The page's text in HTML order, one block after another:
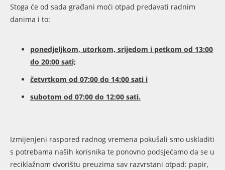
Stoga će od sada građani moći otpad predavati radnim
danima i to:
ponedjeljkom, utorkom, srijedom i petkom od 13:00
do 20:00 sati;
četvrtkom od 07:00 do 14:00 sati i
subotom od 07:00 do 12:00 sati.
Izmijenjeni raspored radnog vremena pokušali smo uskladiti
s potrebama naših korisnika te ponovno podsjećamo da se u
reciklažnom dvorištu preuzima sav razvrstani otpad: papir,